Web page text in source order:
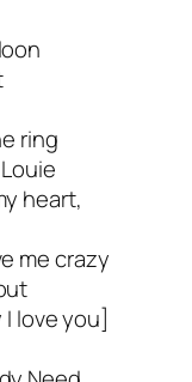
ring
heart,
me crazy
I love you]